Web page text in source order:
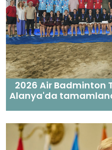
2026 Air Badminton
Alanya'da